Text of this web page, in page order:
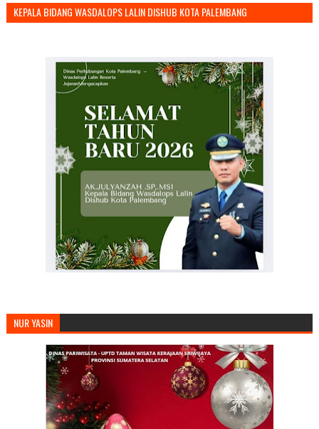
KEPALA BIDANG WASDALOPS LALIN DISHUB KOTA PALEMBANG
NUR YASIN